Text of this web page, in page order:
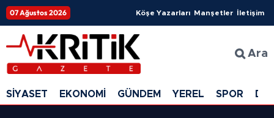
07 Ağustos 2026 Köşe Yazarları Manşetler İletişim
Ara
SİYASET EKONOMİ GÜNDEM YEREL SPOR